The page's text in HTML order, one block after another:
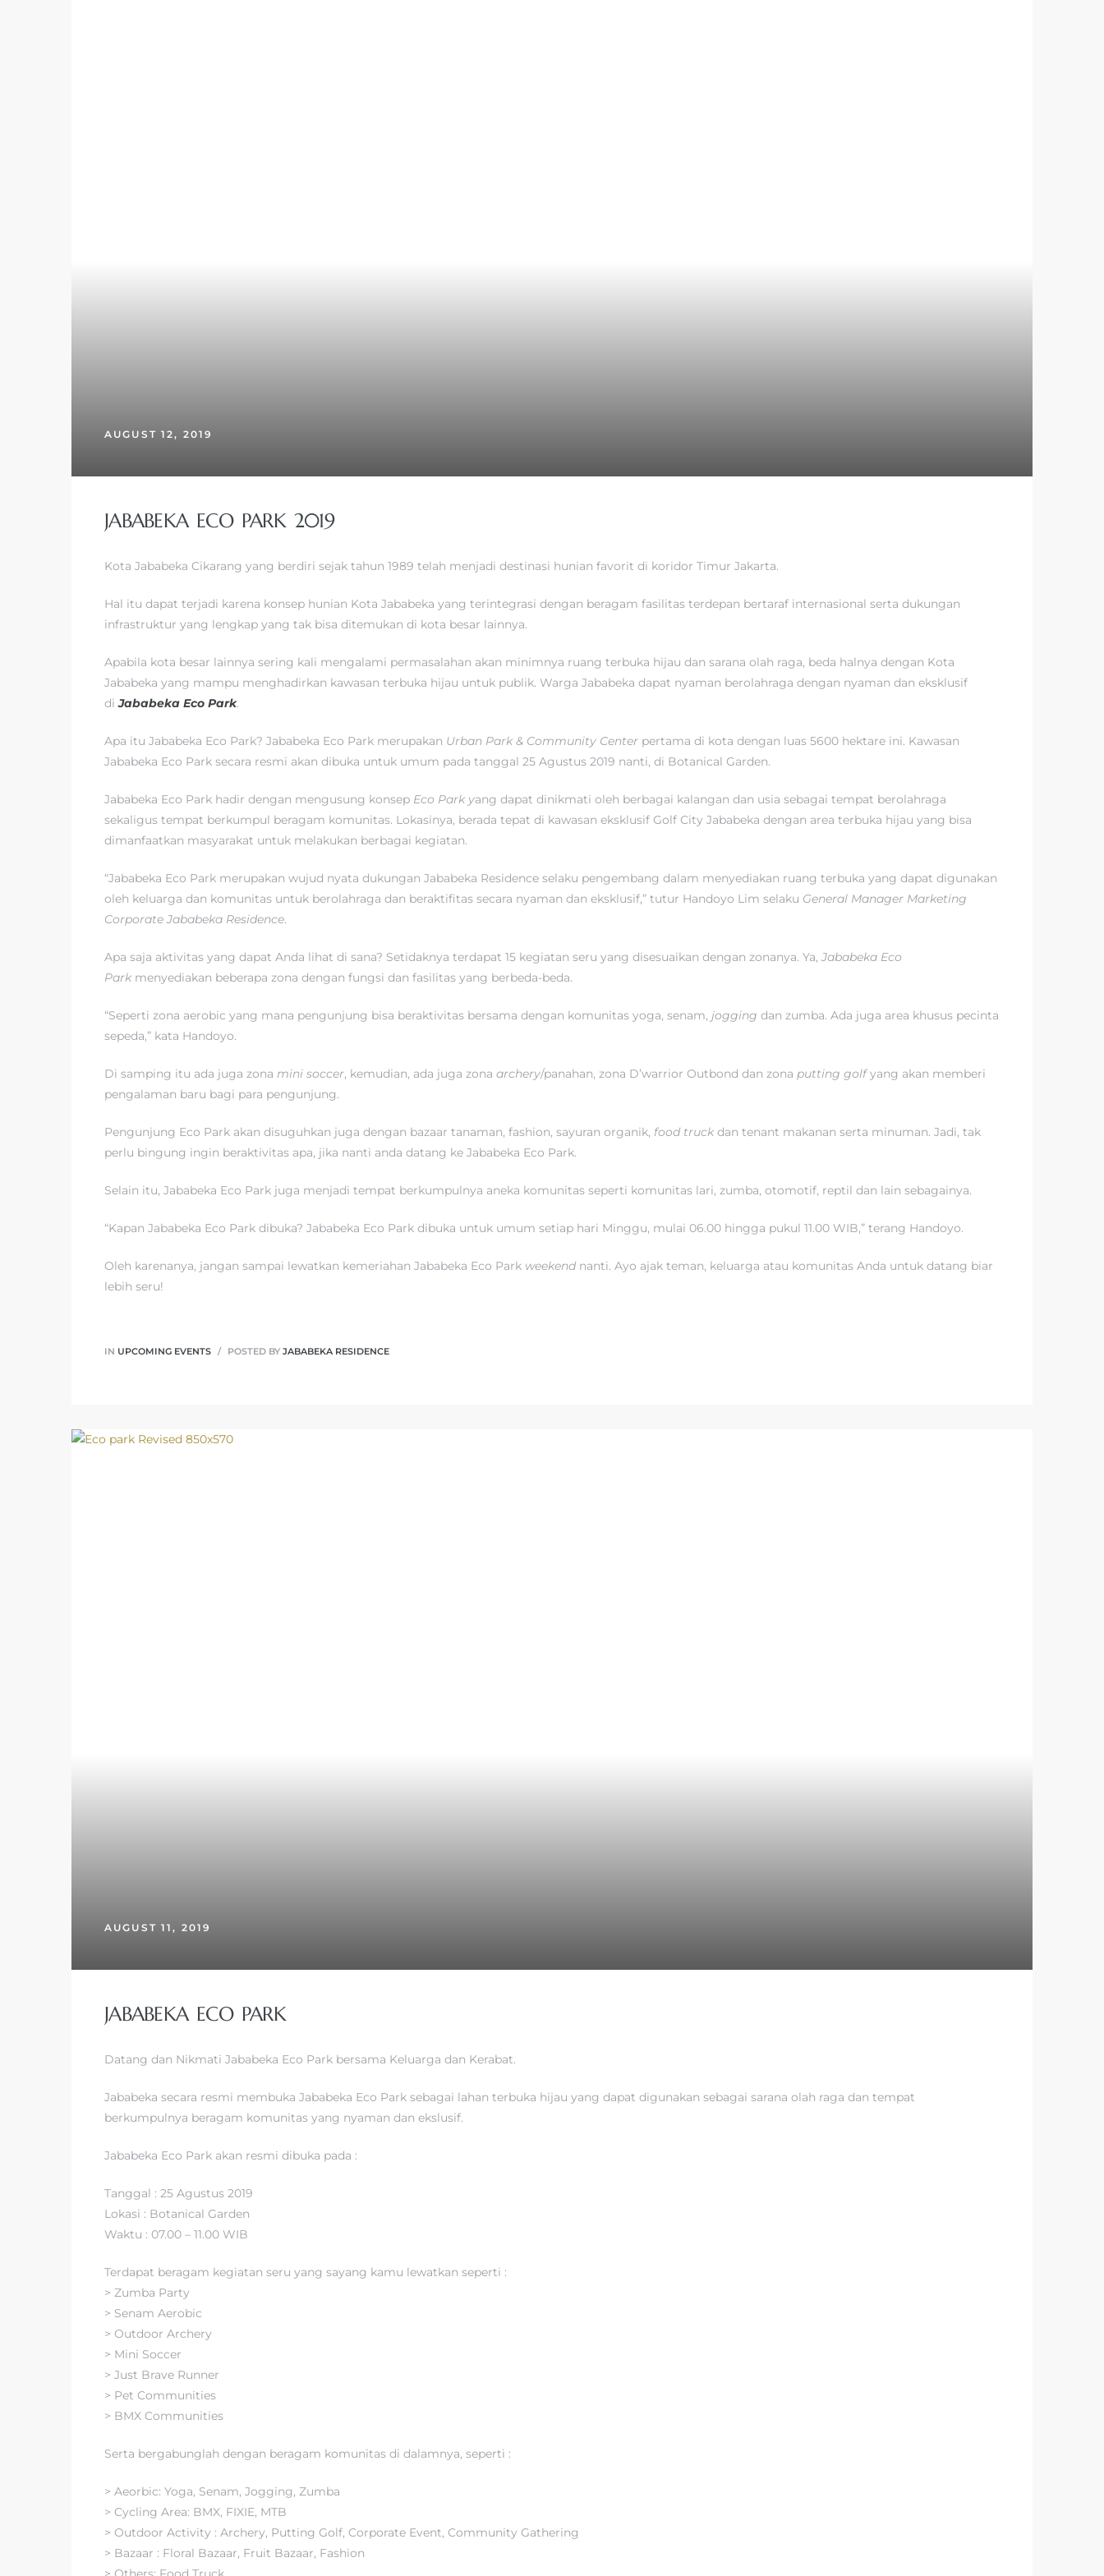
AUGUST 12, 2019
JABABEKA ECO PARK 2019
Kota Jababeka Cikarang yang berdiri sejak tahun 1989 telah menjadi destinasi hunian favorit di koridor Timur Jakarta.
Hal itu dapat terjadi karena konsep hunian Kota Jababeka yang terintegrasi dengan beragam fasilitas terdepan bertaraf internasional serta dukungan
infrastruktur yang lengkap yang tak bisa ditemukan di kota besar lainnya.
Apabila kota besar lainnya sering kali mengalami permasalahan akan minimnya ruang terbuka hijau dan sarana olah raga, beda halnya dengan Kota
Jababeka yang mampu menghadirkan kawasan terbuka hijau untuk publik. Warga Jababeka dapat nyaman berolahraga dengan nyaman dan eksklusif
diJababeka Eco Park.
Apa itu Jababeka Eco Park? Jababeka Eco Park merupakan Urban Park & Community Center pertama di kota dengan luas 5600 hektare ini. Kawasan
Jababeka Eco Park secara resmi akan dibuka untuk umum pada tanggal 25 Agustus 2019 nanti, di Botanical Garden.
Jababeka Eco Park hadir dengan mengusung konsep Eco Park yang dapat dinikmati oleh berbagai kalangan dan usia sebagai tempat berolahraga
sekaligus tempat berkumpul beragam komunitas. Lokasinya, berada tepat di kawasan eksklusif Golf City Jababeka dengan area terbuka hijau yang bisa
dimanfaatkan masyarakat untuk melakukan berbagai kegiatan.
“Jababeka Eco Park merupakan wujud nyata dukungan Jababeka Residence selaku pengembang dalam menyediakan ruang terbuka yang dapat digunakan
oleh keluarga dan komunitas untuk berolahraga dan beraktifitas secara nyaman dan eksklusif,” tutur Handoyo Lim selaku General Manager Marketing
Corporate Jababeka Residence.
Apa saja aktivitas yang dapat Anda lihat di sana? Setidaknya terdapat 15 kegiatan seru yang disesuaikan dengan zonanya. Ya,Jababeka Eco
Park menyediakan beberapa zona dengan fungsi dan fasilitas yang berbeda-beda.
“Seperti zona aerobic yang mana pengunjung bisa beraktivitas bersama dengan komunitas yoga, senam, jogging dan zumba. Ada juga area khusus pecinta
sepeda,” kata Handoyo.
Di samping itu ada juga zona mini soccer, kemudian, ada juga zona archery/panahan, zona D’warrior Outbond dan zona putting golfyang akan memberi
pengalaman baru bagi para pengunjung.
Pengunjung Eco Park akan disuguhkan juga dengan bazaar tanaman, fashion, sayuran organik, food truck dan tenant makanan serta minuman. Jadi, tak
perlu bingung ingin beraktivitas apa, jika nanti anda datang ke Jababeka Eco Park.
Selain itu, Jababeka Eco Park juga menjadi tempat berkumpulnya aneka komunitas seperti komunitas lari, zumba, otomotif, reptil dan lain sebagainya.
“Kapan Jababeka Eco Park dibuka? Jababeka Eco Park dibuka untuk umum setiap hari Minggu, mulai 06.00 hingga pukul 11.00 WIB,” terang Handoyo.
Oleh karenanya, jangan sampai lewatkan kemeriahan Jababeka Eco Park weekendnanti. Ayo ajak teman, keluarga atau komunitas Anda untuk datang biar
lebih seru!
IN UPCOMING EVENTS POSTED BY JABABEKA RESIDENCE
AUGUST 11, 2019
JABABEKA ECO PARK
Datang dan Nikmati Jababeka Eco Park bersama Keluarga dan Kerabat.
Jababeka secara resmi membuka Jababeka Eco Park sebagai lahan terbuka hijau yang dapat digunakan sebagai sarana olah raga dan tempat
berkumpulnya beragam komunitas yang nyaman dan ekslusif.
Jababeka Eco Park akan resmi dibuka pada :
Tanggal : 25 Agustus 2019
Lokasi : Botanical Garden
Waktu : 07.00 – 11.00 WIB
Terdapat beragam kegiatan seru yang sayang kamu lewatkan seperti :
> Zumba Party
> Senam Aerobic
> Outdoor Archery
> Mini Soccer
> Just Brave Runner
> Pet Communities
> BMX Communities
Serta bergabunglah dengan beragam komunitas di dalamnya, seperti :
> Aeorbic: Yoga, Senam, Jogging, Zumba
> Cycling Area: BMX, FIXIE, MTB
> Outdoor Activity : Archery, Putting Golf, Corporate Event, Community Gathering
> Bazaar : Floral Bazaar, Fruit Bazaar, Fashion